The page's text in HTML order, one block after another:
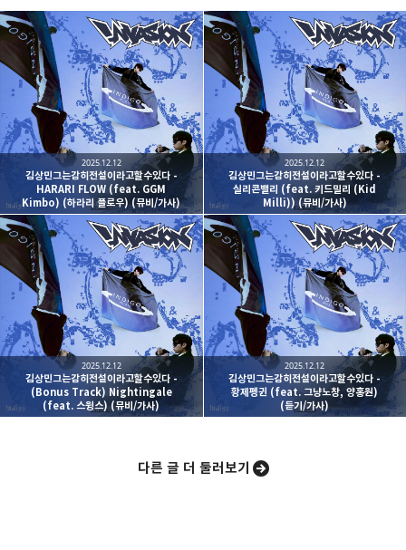
kjgsb
kjgsb 님의 블로그입니다.
구독하기
구독하기 카카오톡 라인 트위터
카카오스토리 밴드 네이버 블로그
김상민그는감히전설이라고할수있다 -
HARARI FLOW (feat. GGM
Kimbo) (하라리 플로우) (뮤비/가사)
2025.12.12
김상민그는감히전설이라고할수있다 -
실리콘밸리 (feat. 키드밀리 (Kid
Milli)) (뮤비/가사)
2025.12.12
김상민그는감히전설이라고할수있다 -
(Bonus Track) Nightingale
(feat. 스윙스) (뮤비/가사)
2025.12.12
김상민그는감히전설이라고할수있다 -
황제펭귄 (feat. 그냥노창, 양홍원)
(듣기/가사)
2025.12.12
다른 글 더 둘러보기